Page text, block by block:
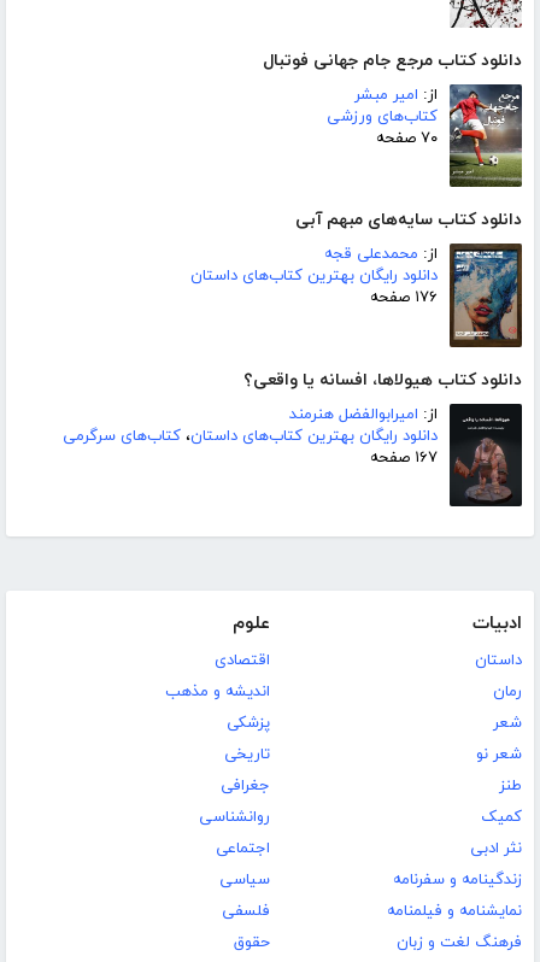
دانلود کتاب مرجع جام جهانی فوتبال
از: امیر مبشر
کتاب‌های ورزشی
۷۰ صفحه
دانلود کتاب سایه‌های مبهم آبی
از: محمدعلی قجه
دانلود رایگان بهترین کتاب‌های داستان
۱۷۶ صفحه
دانلود کتاب هیولاها، افسانه یا واقعی؟
از: امیرابوالفضل هنرمند
دانلود رایگان بهترین کتاب‌های داستان، کتاب‌های سرگرمی
۱۶۷ صفحه
ادبیات
داستان
رمان
شعر
شعر نو
طنز
کمیک
نثر ادبی
زندگینامه و سفرنامه
نمایشنامه و فیلمنامه
فرهنگ لغت و زبان
علوم
اقتصادی
اندیشه و مذهب
پزشکی
تاریخی
جغرافی
روانشناسی
اجتماعی
سیاسی
فلسفی
حقوق